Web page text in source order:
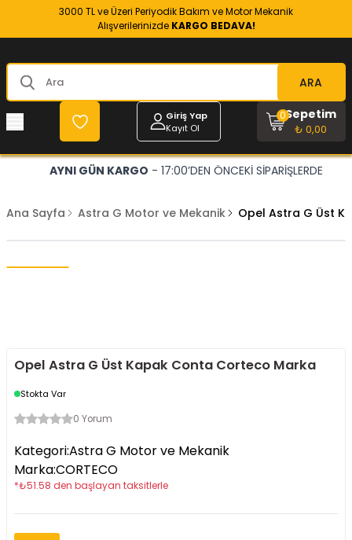
3000 TL ve Üzeri Periyodik Bakım ve Motor Mekanik
Alışverilerinizde KARGO BEDAVA!
ARA
Giriş Yap
Kayıt Ol
Sepetim
₺ 0,00
0
AYNI GÜN KARGO - 17:00’DEN ÖNCEKİ SİPARİŞLERDE
Ana Sayfa Astra G Motor ve Mekanik Opel Astra G Üst
Opel Astra G Üst Kapak Conta Corteco Marka
Stokta Var
0 Yorum
Kategori:Astra G Motor ve Mekanik
Marka:CORTECO
*₺51.58 den başlayan taksitlerle